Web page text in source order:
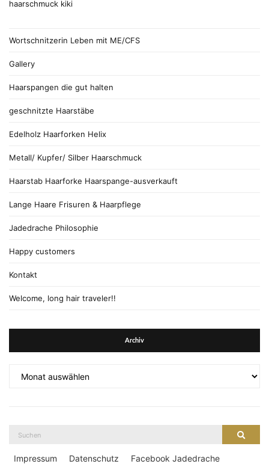
Wortschnitzerin Leben mit ME/CFS
Gallery
Haarspangen die gut halten
geschnitzte Haarstäbe
Edelholz Haarforken Helix
Metall/ Kupfer/ Silber Haarschmuck
Haarstab Haarforke Haarspange-ausverkauft
Lange Haare Frisuren & Haarpflege
Jadedrache Philosophie
Happy customers
Kontakt
Welcome, long hair traveler!!
Archiv
Suche
Impressum Datenschutz
Facebook Jadedrache